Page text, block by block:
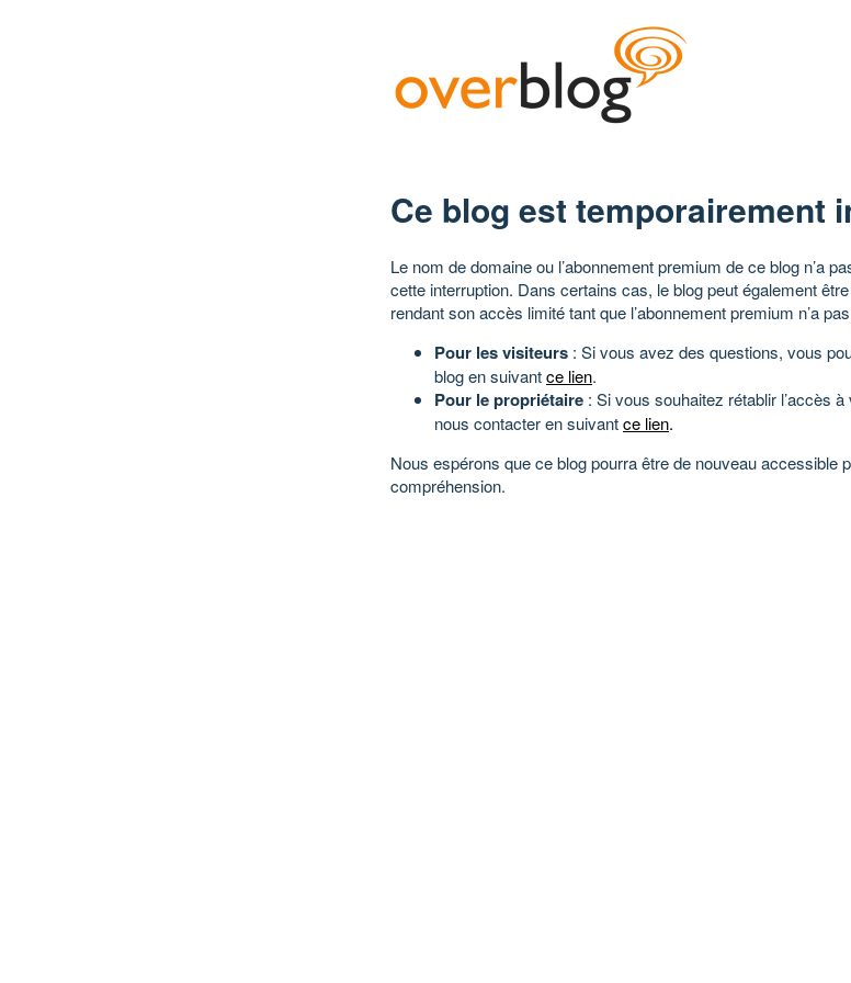
Ce blog est temporairement
Le nom de domaine ou l’abonnement premium de ce blog n’a
cette interruption. Dans certains cas, le blog peut également
rendant son accès limité tant que l’abonnement premium n’a
Pour les visiteurs : Si vous avez des questions, vous
blog en suivantce lien.
Pour le propriétaire : Si vous souhaitez rétablir l’accès
nous contacter en suivantce lien.
Nous espérons que ce blog pourra être de nouveau accessible
compréhension.